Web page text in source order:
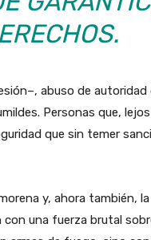
abuso de autoridad
Personas que,
que sin temer
y, ahora también,
una fuerza brutal